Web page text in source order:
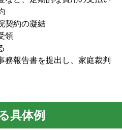
契約の凝結
領
務報告書を提出し、家庭裁判
具体例